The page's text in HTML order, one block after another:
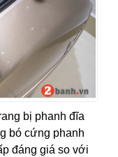
bị phanh đĩa
bó cứng phanh
đáng giá so với